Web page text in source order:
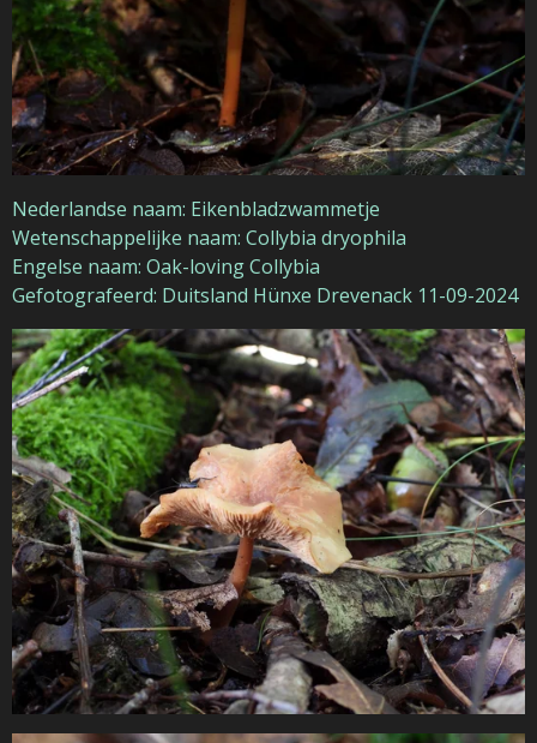
Nederlandse naam: Eikenbladzwammetje
Wetenschappelijke naam: Collybia dryophila
Engelse naam: Oak-loving Collybia
Gefotografeerd: Duitsland Hünxe Drevenack 11-09-2024